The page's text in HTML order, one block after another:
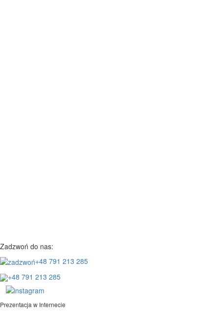
Zadzwoń do nas:
+48 791 213 285
+48 791 213 285
Prezentacja w Internecie